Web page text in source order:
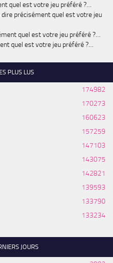
quel est votre jeu préféré ?…
dire précisément quel est votre jeu
quel est votre jeu préféré ?…
quel est votre jeu préféré ?…
PLUS LUS
174982
170273
160623
157259
147103
143075
142821
139593
133790
133234
JOURS